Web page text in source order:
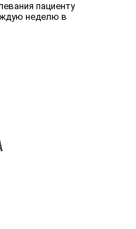
пациенту
неделю в